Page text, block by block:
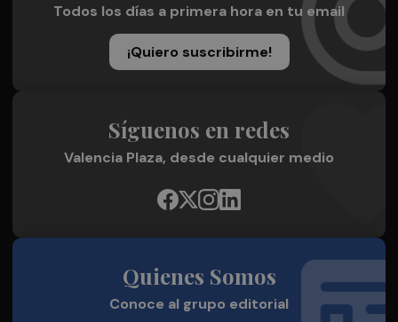
Todos los días a primera hora en tu email
¡Quiero suscribirme!
Síguenos en redes
Valencia Plaza, desde cualquier medio
Quienes Somos
Conoce al grupo editorial